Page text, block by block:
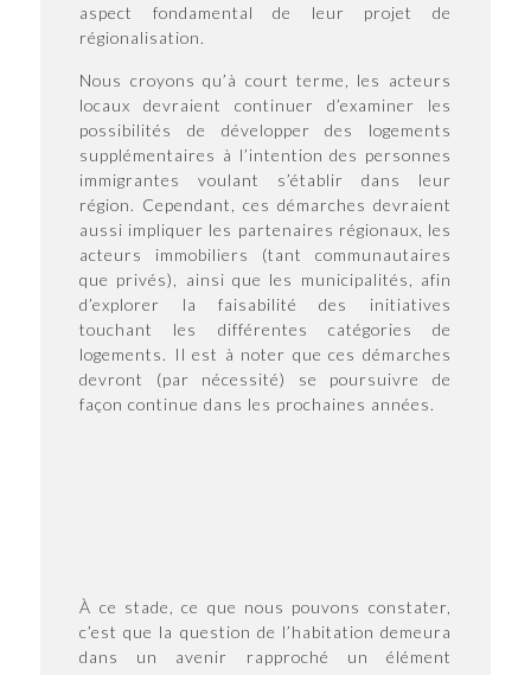
aspect fondamental de leur projet de
régionalisation.
Nous croyons qu’à court terme, les acteurs
locaux devraient continuer d’examiner les
possibilités de développer des logements
supplémentaires à l’intention des personnes
immigrantes voulant s’établir dans leur
région. Cependant, ces démarches devraient
aussi impliquer les partenaires régionaux, les
acteurs immobiliers (tant communautaires
que privés), ainsi que les municipalités, afin
d’explorer la faisabilité des initiatives
touchant les différentes catégories de
logements. Il est à noter que ces démarches
devront (par nécessité) se poursuivre de
façon continue dans les prochaines années.
À ce stade, ce que nous pouvons constater,
c’est que la question de l’habitation demeura
dans un avenir rapproché un élément